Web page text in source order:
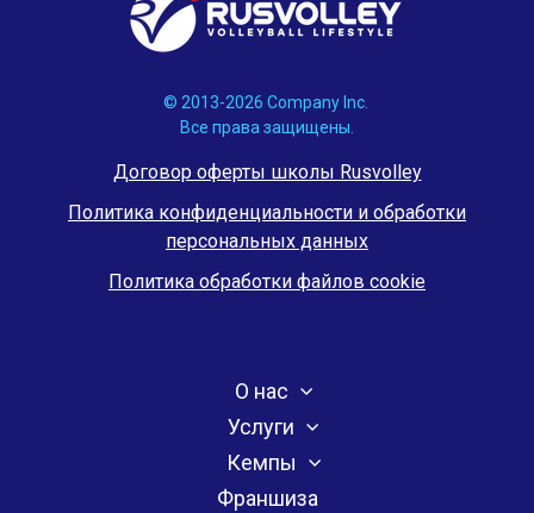
© 2013-2026 Company Inc.
Все права защищены.
Договор оферты школы Rusvolley
Политика конфиденциальности и обработки
персональных данных
Политика обработки файлов cookie
О нас
Услуги
Кемпы
Франшиза